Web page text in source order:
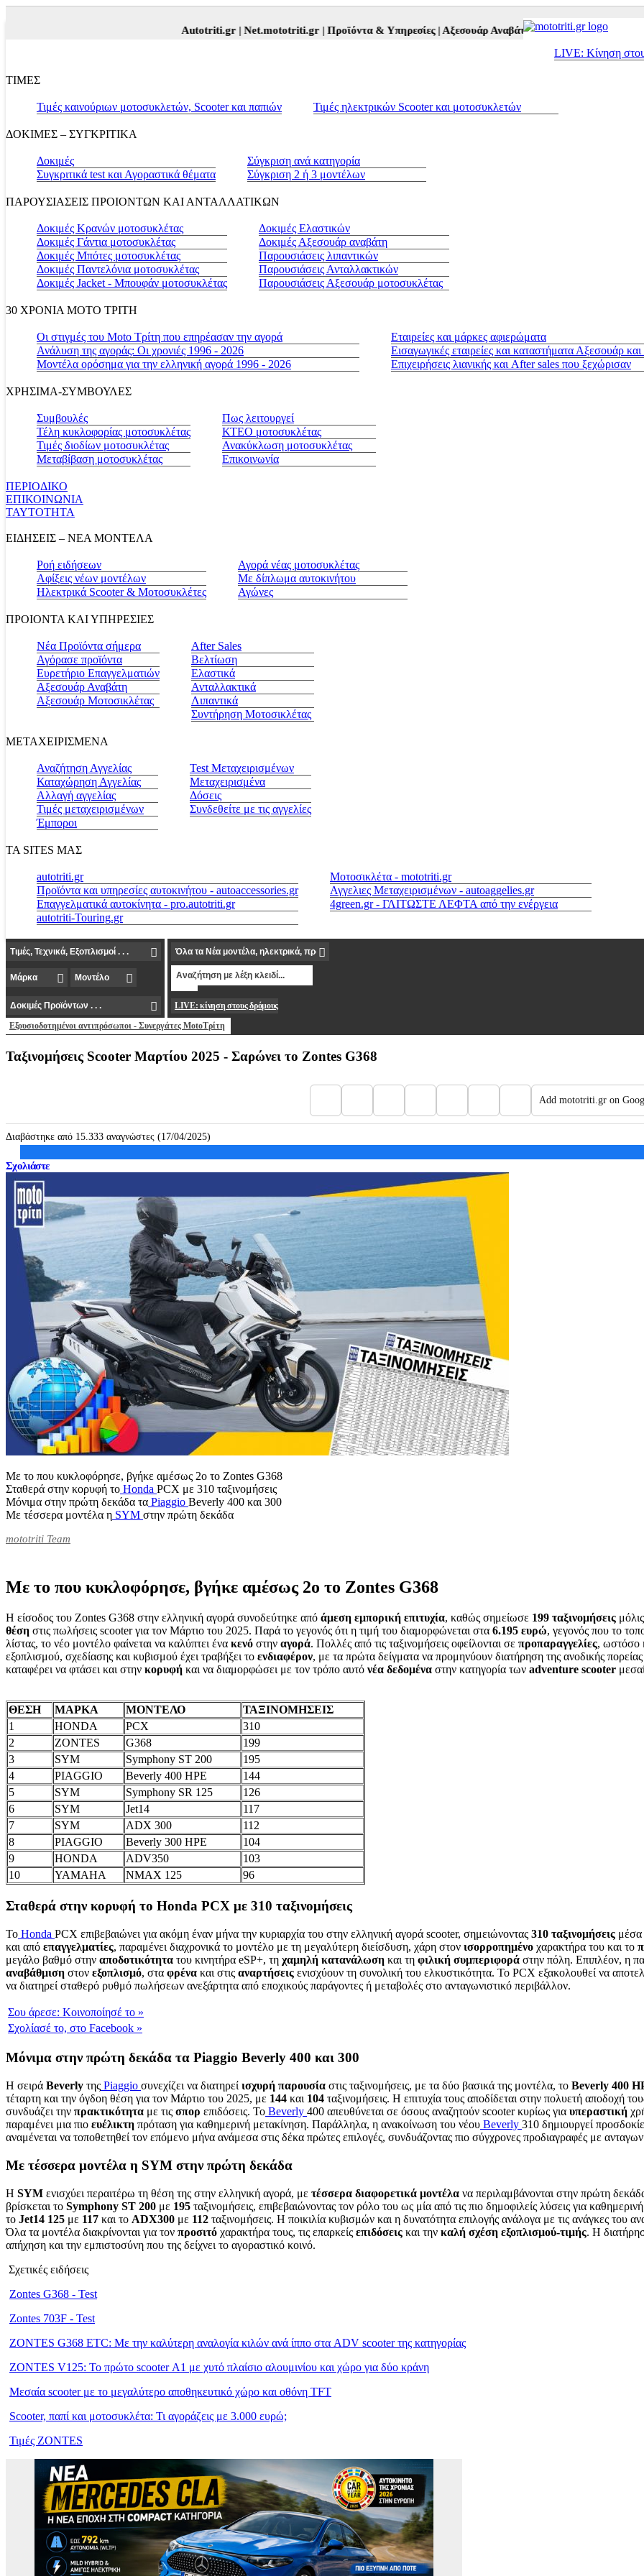
Autotriti.gr |Net.mototriti.gr |Προϊόντα & Υπηρεσίες |Αξεσουάρ Αναβάτη και Μοτοσυκλέτας |
LIVE: Κίνηση
ΤΙΜΕΣ
Τιμές καινούριων μοτοσυκλετών, Scooter και παπιών Τιμές ηλεκτρικών Scooter και μοτοσυκλετών
ΔΟΚΙΜΕΣ – ΣΥΓΚΡΙΤΙΚΑ
Δοκιμές
Συγκριτικά test και Αγοραστικά θέματα
Σύγκριση ανά κατηγορία
Σύγκριση 2 ή 3 μοντέλων
ΠΑΡΟΥΣΙΑΣΕΙΣ ΠΡΟΙΟΝΤΩΝ ΚΑΙ ΑΝΤΑΛΛΑΤΙΚΩΝ
Δοκιμές Κρανών μοτοσυκλέτας
Δοκιμές Γάντια μοτοσυκλέτας
Δοκιμές Μπότες μοτοσυκλέτας
Δοκιμές Παντελόνια μοτοσυκλέτας
Δοκιμές Jacket - Μπουφάν μοτοσυκλέτας
Δοκιμές Ελαστικών
Δοκιμές Αξεσουάρ αναβάτη
Παρουσιάσεις λιπαντικών
Παρουσιάσεις Ανταλλακτικών
Παρουσιάσεις Αξεσουάρ μοτοσυκλέτας
30 ΧΡΟΝΙΑ MOTO ΤΡΙΤΗ
Οι στιγμές του Moto Τρίτη που επηρέασαν την αγορά
Ανάλυση της αγοράς: Οι χρονιές 1996 - 2026
Μοντέλα ορόσημα για την ελληνική αγορά 1996 - 2026
Εταιρείες και μάρκες αφιερώματα
Εισαγωγικές εταιρείες και καταστήματα Αξεσουάρ
Επιχειρήσεις λιανικής και After sales που ξεχώρισαν
ΧΡΗΣΙΜΑ-ΣΥΜΒΟΥΛΕΣ
Συμβουλές
Τέλη κυκλοφορίας μοτοσυκλέτας
Τιμές διοδίων μοτοσυκλέτας
Μεταβίβαση μοτοσυκλέτας
Πως λειτουργεί
ΚΤΕΟ μοτοσυκλέτας
Ανακύκλωση μοτοσυκλέτας
Επικοινωνία
ΠΕΡΙΟΔΙΚΟ
ΕΠΙΚΟΙΝΩΝΙΑ
ΤΑΥΤΟΤΗΤΑ
ΕΙΔΗΣΕΙΣ – ΝΕΑ ΜΟΝΤΕΛΑ
Ροή ειδήσεων
Αφίξεις νέων μοντέλων
Ηλεκτρικά Scooter & Μοτοσυκλέτες
Αγορά νέας μοτοσυκλέτας
Με δίπλωμα αυτοκινήτου
Αγώνες
ΠΡΟΙΟΝΤΑ ΚΑΙ ΥΠΗΡΕΣΙΕΣ
Νέα Προϊόντα σήμερα
Αγόρασε προϊόντα
Ευρετήριο Επαγγελματιών
Αξεσουάρ Αναβάτη
Αξεσουάρ Μοτοσικλέτας
Αfter Sales
Βελτίωση
Ελαστικά
Ανταλλακτικά
Λιπαντικά
Συντήρηση Μοτοσικλέτας
ΜΕΤΑΧΕΙΡΙΣΜΕΝΑ
Αναζήτηση Αγγελίας
Καταχώρηση Αγγελίας
Αλλαγή αγγελίας
Τιμές μεταχειρισμένων
Έμποροι
Test Μεταχειρισμένων
Μεταχειρισμένα
Δόσεις
Συνδεθείτε με τις αγγελίες
ΤΑ SITES ΜΑΣ
autotriti.gr
Προϊόντα και υπηρεσίες αυτοκινήτου - autoaccessories.gr
Επαγγελματικά αυτοκίνητα - pro.autotriti.gr
autotriti-Touring.gr
Μοτοσικλέτα - mototriti.gr
Αγγελιες Μεταχειρισμένων - autoaggelies.gr
4green.gr - ΓΛΙΤΩΣΤΕ ΛΕΦΤΑ από την ενέργεια
LIVE: κίνηση στους δρόμους
Εξουσιοδοτημένοι αντιπρόσωποι - Συνεργάτες MotoΤρίτη
Ταξινομήσεις Scooter Μαρτίου 2025 - Σαρώνει το Zontes G368
Add mototriti.gr on
Διαβάστηκε από 15.333 αναγνώστες (17/04/2025)
Σχολιάστε
Με το που κυκλοφόρησε, βγήκε αμέσως 2ο το Zontes G368
Σταθερά στην κορυφή το Honda PCX με 310 ταξινομήσεις
Μόνιμα στην πρώτη δεκάδα τα Piaggio Beverly 400 και 300
Με τέσσερα μοντέλα η SYM στην πρώτη δεκάδα
mototriti Team
Με το που κυκλοφόρησε, βγήκε αμέσως 2ο το Zontes G368
Η είσοδος του Zontes G368 στην ελληνική αγορά συνοδεύτηκε από άμεση εμπορική επιτυχία, καθώς σημείωσε 199 ταξινομήσεις
θέση στις πωλήσεις scooter για τον Μάρτιο του 2025. Παρά το γεγονός ότι η τιμή του διαμορφώνεται στα 6.195 ευρώ, γεγονός που το
λίστας, το νέο μοντέλο φαίνεται να καλύπτει ένα κενό στην αγορά. Πολλές από τις ταξινομήσεις οφείλονται σε προπαραγγελίες, ωστόσο
εξοπλισμού, σχεδίασης και κυβισμού έχει τραβήξει το ενδιαφέρον, με τα πρώτα δείγματα να προμηνύουν διατήρηση της ανοδικής
καταφέρει να φτάσει και στην κορυφή και να διαμορφώσει με τον τρόπο αυτό νέα δεδομένα στην κατηγορία των adventure scooter
ΘΕΣΗ ΜΑΡΚΑ ΜΟΝΤΕΛΟ
ΤΑΞΙΝΟΜΗΣΕΙΣ
1
HONDA PCX
310
2
ZONTES G368
199
3
SYM Symphony ST 200
195
4
PIAGGIO Beverly 400 HPE
144
5
SYM Symphony SR 125
126
6
SYM Jet14
117
7
SYM ADX 300
112
8
PIAGGIO Beverly 300 HPE
104
9
HONDA ADV350
103
10
YAMAHA NMAX 125 96
Σταθερά στην κορυφή το Honda PCX με 310 ταξινομήσεις
Το Honda PCX επιβεβαιώνει για ακόμη έναν μήνα την κυριαρχία του στην ελληνική αγορά scooter, σημειώνοντας 310 ταξινομήσεις
και από επαγγελματίες, παραμένει διαχρονικά το μοντέλο με τη μεγαλύτερη διείσδυση, χάρη στον ισορροπημένο χαρακτήρα του και το
μεγάλο βαθμό στην αποδοτικότητα του κινητήρα eSP+, τη χαμηλή κατανάλωση και τη φιλική συμπεριφορά στην πόλη. Επιπλέον, η
αναβάθμιση στον εξοπλισμό, στα φρένα και στις αναρτήσεις ενισχύουν τη συνολική του ελκυστικότητα. Το PCX εξακολουθεί να
να διατηρεί σταθερό ρυθμό πωλήσεων ανεξάρτητα από εποχικούς παράγοντες ή μεταβολές στο ανταγωνιστικό περιβάλλον.
Σου άρεσε: Κοινοποίησέ το »
Σχολίασέ το, στο Facebook »
Μόνιμα στην πρώτη δεκάδα τα Piaggio Beverly 400 και 300
Η σειρά Beverly της Piaggio συνεχίζει να διατηρεί ισχυρή παρουσία στις ταξινομήσεις, με τα δύο βασικά της μοντέλα, το Beverly 400
τέταρτη και την όγδοη θέση για τον Μάρτιο του 2025, με 144 και 104 ταξινομήσεις. Η επιτυχία τους αποδίδεται στην πολυετή αποδοχή
συνδυάζει την πρακτικότητα με τις σπορ επιδόσεις. Το Beverly 400 απευθύνεται σε όσους αναζητούν scooter κυρίως για υπεραστική
παραμένει μια πιο ευέλικτη πρόταση για καθημερινή μετακίνηση. Παράλληλα, η ανακοίνωση του νέου Beverly 310 δημιουργεί
αναμένεται να τοποθετηθεί τον επόμενο μήνα ανάμεσα στις δέκα πρώτες επιλογές, συνδυάζοντας πιο σύγχρονες προδιαγραφές με
Με τέσσερα μοντέλα η SYM στην πρώτη δεκάδα
Η SYM ενισχύει περαιτέρω τη θέση της στην ελληνική αγορά, με τέσσερα διαφορετικά μοντέλα να περιλαμβάνονται στην πρώτη
βρίσκεται το Symphony ST 200 με 195 ταξινομήσεις, επιβεβαιώνοντας τον ρόλο του ως μία από τις πιο δημοφιλείς λύσεις για
το Jet14 125 με 117 και το ADX300 με 112 ταξινομήσεις. Η ποικιλία κυβισμών και η δυνατότητα επιλογής ανάλογα με τις ανάγκες του
Όλα τα μοντέλα διακρίνονται για τον προσιτό χαρακτήρα τους, τις επαρκείς επιδόσεις και την καλή σχέση εξοπλισμού-τιμής. Η
απήχηση και την εμπιστοσύνη που της δείχνει το αγοραστικό κοινό.
Σχετικές ειδήσεις
Zontes G368 - Test
Zontes 703F - Test
ZONTES G368 ETC: Με την καλύτερη αναλογία κιλών ανά ίππο στα ADV scooter της κατηγορίας
ZONTES V125: Το πρώτο scooter Α1 με χυτό πλαίσιο αλουμινίου και χώρο για δύο κράνη
Μεσαία scooter με το μεγαλύτερο αποθηκευτικό χώρο και οθόνη TFT
Scooter, παπί και μοτοσυκλέτα: Τι αγοράζεις με 3.000 ευρώ;
Τιμές ZONTES